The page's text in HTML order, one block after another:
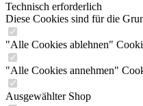
Technisch erforderlich
Diese Cookies sind für die
"Alle Cookies ablehnen"
"Alle Cookies annehmen"
Ausgewählter Shop